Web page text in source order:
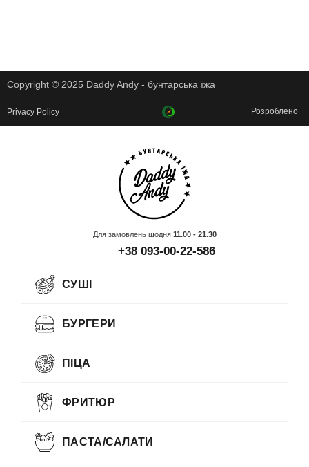
Copyright © 2025 Daddy Andy - бунтарська їжа
Privacy Policy Розроблено
Для замовлень щодня 11.00 - 21.30
+38 093-00-22-586
СУШІ
БУРГЕРИ
ПІЦА
ФРИТЮР
ПАСТА/САЛАТИ